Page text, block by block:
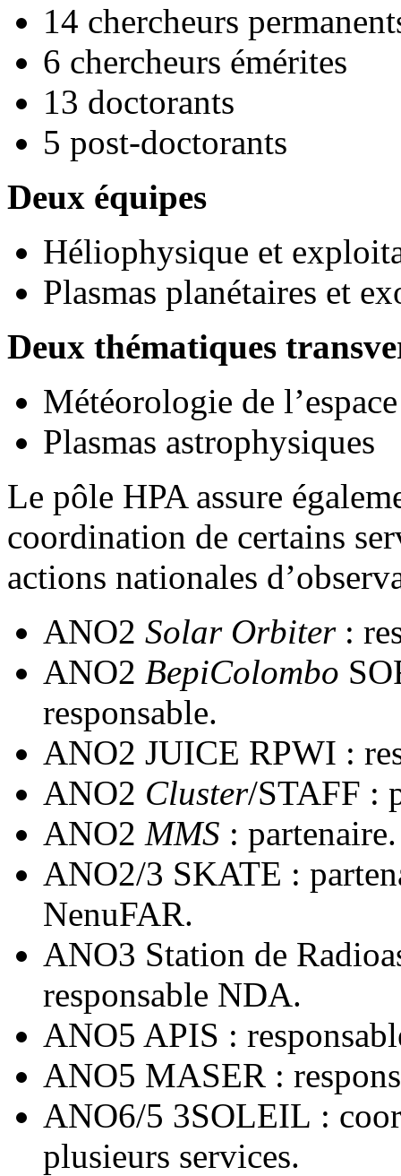
14 chercheurs
6 chercheurs émérites
13 doctorants
5 post-doctorants
Deux équipes
Héliophysique et
Plasmas planétaires et
Deux thématiques
Météorologie de l’espace
Plasmas astrophysiques
Le pôle HPA assure
coordination de certains
actions nationales
ANO2 Solar Orbiter:
ANO2 BepiColombo
responsable.
ANO2 JUICE RPWI :
ANO2 Cluster/STAFF :
ANO2 MMS : partenaire.
ANO2/3 SKATE :
NenuFAR.
ANO3 Station de
responsable NDA.
ANO5 APIS :
ANO5 MASER :
ANO6/5 3SOLEIL :
plusieurs services.